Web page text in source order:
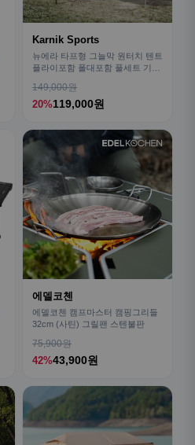
Karnik Sports
뉴에라 타프형 그늘막 원터치 텐트
플라이포함 폴대포함 풀세트 기본
149,000원
20%119,000원
에델코첸
에델코첸 캠프마스터 캠핑그리들
32cm (사틴) 그릴팬 스텐불판
75,900원
42%43,900원